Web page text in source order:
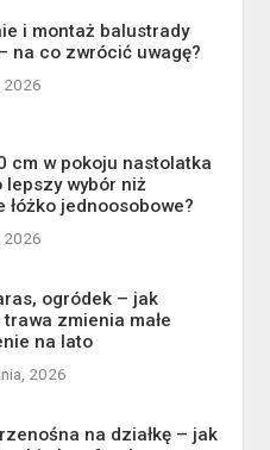
i montaż balustrady
na co zwrócić uwagę?
2026
cm w pokoju nastolatka
lepszy wybór niż
łóżko jednoosobowe?
2026
ogródek – jak
zmienia małe
na lato
2026
na działkę – jak